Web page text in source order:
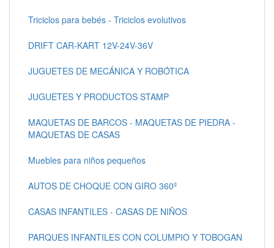
Triciclos para bebés - Triciclos evolutivos
DRIFT CAR-KART 12V-24V-36V
JUGUETES DE MECÁNICA Y ROBÓTICA
JUGUETES Y PRODUCTOS STAMP
MAQUETAS DE BARCOS - MAQUETAS DE PIEDRA -
MAQUETAS DE CASAS
Muebles para niños pequeños
AUTOS DE CHOQUE CON GIRO 360º
CASAS INFANTILES - CASAS DE NIÑOS
PARQUES INFANTILES CON COLUMPIO Y TOBOGAN